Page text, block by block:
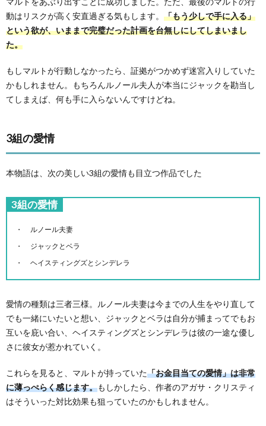
動はリスクが高く安直過ぎる気もします。 「もう少しで手に入る」
という欲が、いままで完璧だった計画を台無しにしてしまいまし
た。
もしマルトが行動しなかったら、証拠がつかめず迷宮入りしていた
かもしれません。もちろんルノール夫人が本当にジャックを勘当し
てしまえば、何も手に入らないんですけどね。
3組の愛情
本物語は、次の美しい3組の愛情も目立つ作品でした
3組の愛情
ルノール夫妻
ジャックとベラ
ヘイスティングズとシンデレラ
愛情の種類は三者三様。ルノール夫妻は今までの人生をやり直して
でも一緒にいたいと想い、ジャックとベラは自分が捕まってでもお
互いを庇い合い、ヘイスティングズとシンデレラは彼の一途な優し
さに彼女が惹かれていく。
これらを見ると、マルトが持っていた「お金目当ての愛情」は非常
に薄っぺらく感じます。もしかしたら、作者のアガサ・クリスティ
はそういった対比効果も狙っていたのかもしれません。